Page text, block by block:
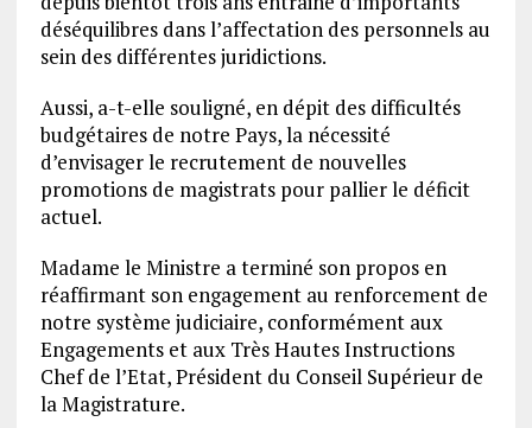
déséquilibres dans l’affectation des personnels au
sein des différentes juridictions.
Aussi, a-t-elle souligné, en dépit des difficultés
budgétaires de notre Pays, la nécessité
d’envisager le recrutement de nouvelles
promotions de magistrats pour pallier le déficit
actuel.
Madame le Ministre a terminé son propos en
réaffirmant son engagement au renforcement de
notre système judiciaire, conformément aux
Engagements et aux Très Hautes Instructions
Chef de l’Etat, Président du Conseil Supérieur de
la Magistrature.